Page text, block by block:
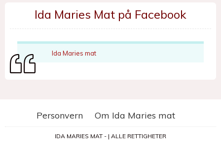
Ida Maries Mat på Facebook
Ida Maries mat
Personvern Om Ida Maries mat
IDA MARIES MAT - | ALLE RETTIGHETER